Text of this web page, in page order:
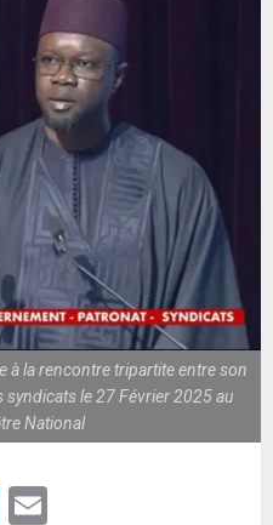
à la rencontre tripartite entre son
le 27 Février 2025 au
National
Telegram